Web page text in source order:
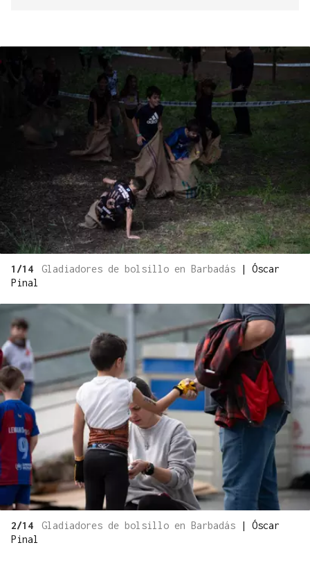
1/14 Gladiadores de bolsillo en Barbadás | Óscar
Pinal
2/14 Gladiadores de bolsillo en Barbadás | Óscar
Pinal